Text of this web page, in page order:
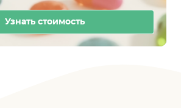
Узнать стоимость